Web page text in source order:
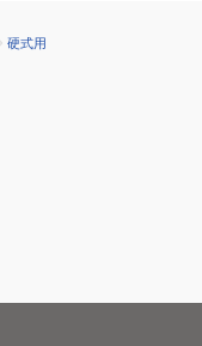
硬式用